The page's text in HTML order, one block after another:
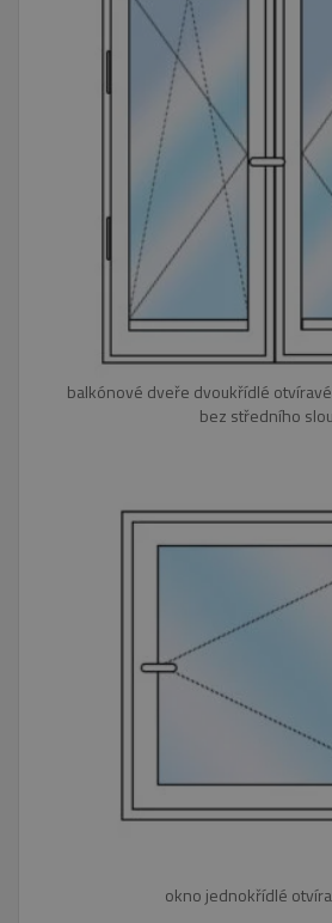
balkónové dveře dvoukřídlé
bez středního
okno jednokřídlé